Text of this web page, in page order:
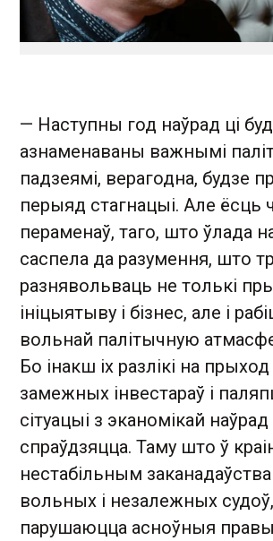
— Наступны год наўрад ці
азнаменаваны важнымі
падзеямі, верагодна, будзе
перыяд стагнацыі. Але ёсць
пераменаў, таго, што ўлада
саспела да разумення, што
разнявольваць не толькі
ініцыятыву і бізнес, але і
вольнай палітычную
Бо інакш іх разлікі на
замежных інвестараў і
сітуацыі з эканомікай наўрад
спраўдзяцца. Таму што ў
нестабільным
вольных і незалежных
парушаюцца асноўныя